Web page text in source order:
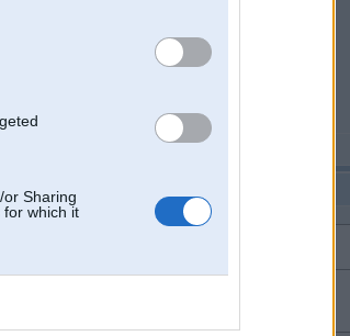
Sharing
which it
vai arī jāmeklē vnk cits?